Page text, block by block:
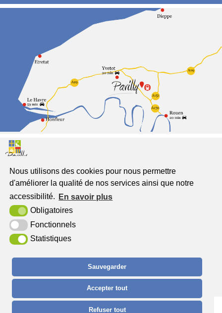
Nous utilisons des cookies pour nous permettre
d'améliorer la qualité de nos services ainsi que notre
accessibilité.
En savoir plus
Obligatoires
Fonctionnels
Statistiques
Sauvegarder
Accepter tout
Refuser tout
Pavilly
Jumelée à Freckenhorst
Place du Général de Gaulle
76570 Pavilly
Tél. : 02 32 94 52 00
Mentions légales